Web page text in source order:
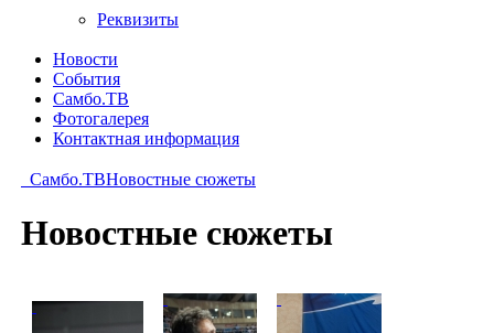
Реквизиты
Новости
События
Самбо.ТВ
Фотогалерея
Контактная информация
Самбо.ТВНовостные сюжеты
Новостные сюжеты